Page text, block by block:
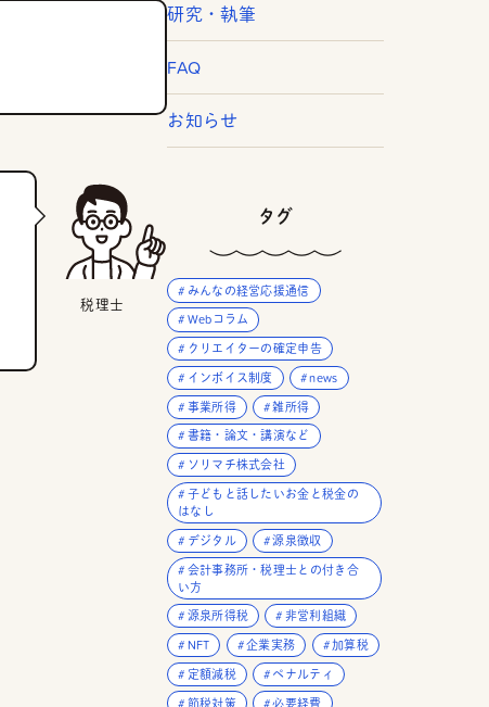
税理士
研究・執筆
FAQ
お知らせ
タグ
みんなの経営応援通信
Webコラム
クリエイターの確定申告
インボイス制度
news
事業所得
雑所得
書籍・論文・講演など
ソリマチ株式会社
子どもと話したいお金と税金の
はなし
デジタル
源泉徴収
会計事務所・税理士との付き合
い方
源泉所得税
非営利組織
NFT
企業実務
加算税
定額減税
ペナルティ
節税対策
必要経費